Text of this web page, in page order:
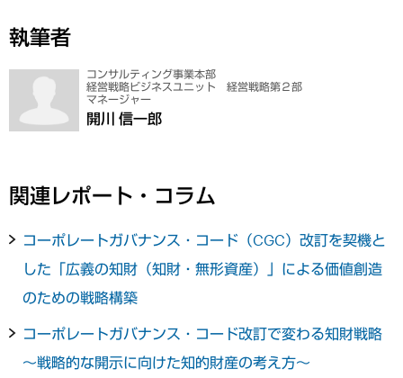
執筆者
コンサルティング事業本部
経営戦略ビジネスユニット 経営戦略第２部
マネージャー
開川 信一郎
関連レポート・コラム
コーポレートガバナンス・コード（CGC）改訂を契機と
した「広義の知財（知財・無形資産）」による価値創造
のための戦略構築
コーポレートガバナンス・コード改訂で変わる知財戦略
～戦略的な開示に向けた知的財産の考え方～